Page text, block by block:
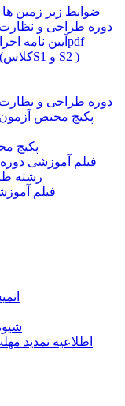
ضوابط زیر زمین
دوره طراحی و نظارت
آیین نامه اجرای درب خروج آتش نشانی و دوربند+فایلpdf
آیین نامه مجموعه پمپ های آتش نشانی (کلاسS1 و S2 )
دوره طراحی و نظارت
پکیج مختص
پکیج
فیلم آموزشی
رشته
فیلم
اطلاعیه تمدید